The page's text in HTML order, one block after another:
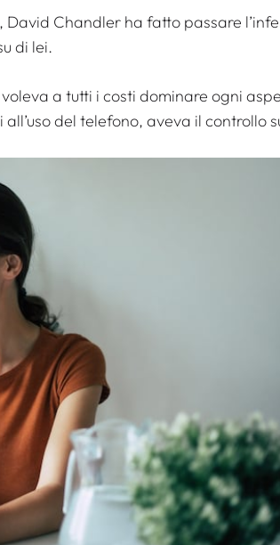
Chandler ha fatto passare
di lei.
a tutti i costi dominare ogni
del telefono, aveva il controllo